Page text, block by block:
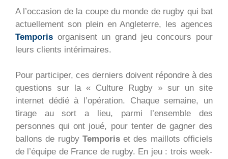
A l’occasion de la coupe du monde de rugby qui bat
actuellement son plein en Angleterre, les agences
Temporis organisent un grand jeu concours pour
leurs clients intérimaires.
Pour participer, ces derniers doivent répondre à des
questions sur la « Culture Rugby » sur un site
internet dédié à l’opération. Chaque semaine, un
tirage au sort a lieu, parmi l’ensemble des
personnes qui ont joué, pour tenter de gagner des
ballons de rugby Temporiset des maillots officiels
de l’équipe de France de rugby. En jeu : trois week-